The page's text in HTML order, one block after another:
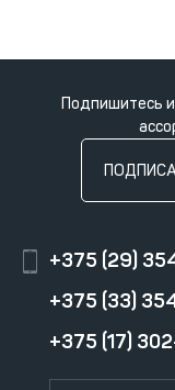
Подпишитесь
+375 (29)
+375 (33)
+375 (17)